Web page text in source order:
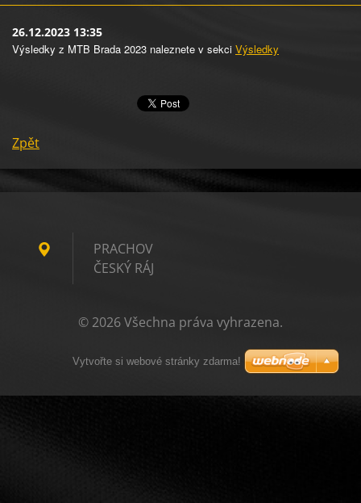
26.12.2023 13:35
Výsledky z MTB Brada 2023 naleznete v sekci Výsledky
Zpět
PRACHOV
ČESKÝ RÁJ
© 2026 Všechna práva vyhrazena.
Vytvořte si webové stránky zdarma!